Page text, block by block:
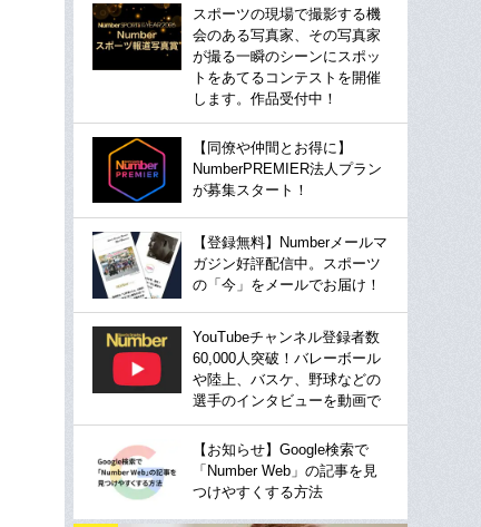
スポーツの現場で撮影する機
会のある写真家、その写真家
が撮る一瞬のシーンにスポッ
トをあてるコンテストを開催
します。作品受付中！
【同僚や仲間とお得に】
NumberPREMIER法人プラン
が募集スタート！
【登録無料】Numberメールマ
ガジン好評配信中。スポーツ
の「今」をメールでお届け！
YouTubeチャンネル登録者数
60,000人突破！バレーボール
や陸上、バスケ、野球などの
選手のインタビューを動画で
【お知らせ】Google検索で
「Number Web」の記事を見
つけやすくする方法